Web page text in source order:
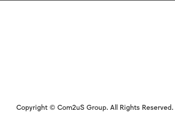
Copyright © Com2uS Group. All Rights Reserved.